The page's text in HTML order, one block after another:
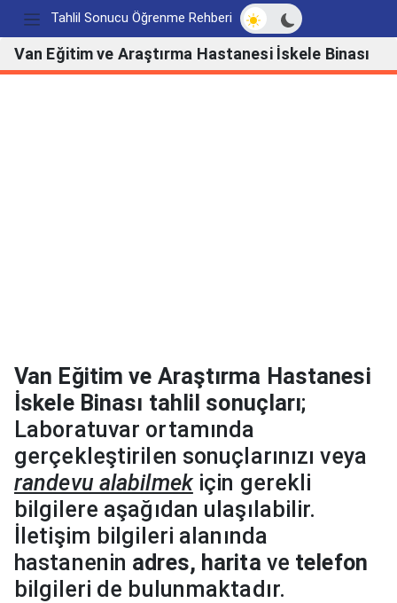
Tahlil Sonucu Öğrenme Rehberi Açık/Koyu modu
Van Eğitim ve Araştırma Hastanesi İskele Binası
Van Eğitim ve Araştırma Hastanesi
İskele Binası tahlil sonuçları;
Laboratuvar ortamında
gerçekleştirilen sonuçlarınızı veya
randevu alabilmekiçin gerekli
bilgilere aşağıdan ulaşılabilir.
İletişim bilgileri alanında
hastanenin adres, harita ve telefon
bilgileri de bulunmaktadır.